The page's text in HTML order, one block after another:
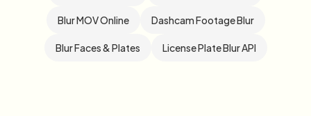
Blur MOV Online Dashcam Footage Blur
Blur Faces & Plates License Plate Blur API